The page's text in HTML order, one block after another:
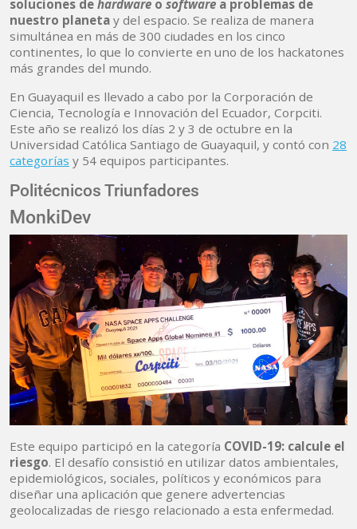
soluciones de hardware o software a problemas de
nuestro planeta y del espacio. Se realiza de manera
simultánea en más de 300 ciudades en los cinco
continentes, lo que lo convierte en uno de los hackatones
más grandes del mundo.
En Guayaquil es llevado a cabo por la Corporación de
Ciencia, Tecnología e Innovación del Ecuador, Corpciti.
Este año se realizó los días 2 y 3 de octubre en la
Universidad Católica Santiago de Guayaquil, y contó con 28
categorías y 54 equipos participantes.
Politécnicos Triunfadores
MonkiDev
Este equipo participó en la categoría COVID-19: calcule el
riesgo. El desafío consistió en utilizar datos ambientales,
epidemiológicos, sociales, políticos y económicos para
diseñar una aplicación que genere advertencias
geolocalizadas de riesgo relacionado a esta enfermedad.